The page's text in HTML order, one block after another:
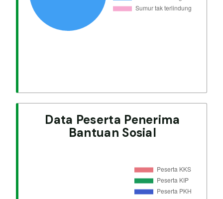
Data Peserta Penerima
Bantuan Sosial